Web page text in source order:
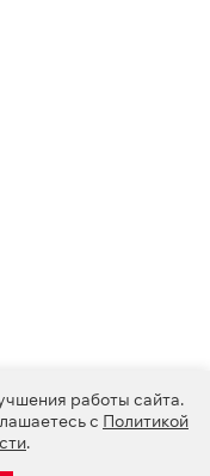
работы сайта.
с Политикой
.